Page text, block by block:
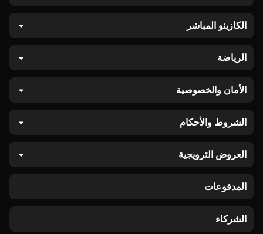
الكازينو المباشر
الرياضة
الأمان والخصوصية
الشروط والأحكام
العروض الترويجية
المدفوعات
الشركاء